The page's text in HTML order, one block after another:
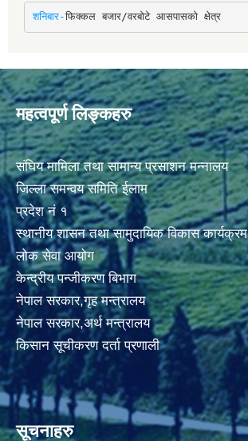
शनिबार-फिक्कल बजार/वरबोटे आसपासको क्षेत्र
महत्वपूर्ण लिङ्कहरु
संघिय मामिला तथा सामान्य प्रसाशन मन्नालय
जिल्ला समन्वय समिति ईलाम
प्रदेश नं १
स्थानीय शासन तथा सामुदायिक विकास कार्यक्रम
लोक सेवा आयोग
केन्द्रीय पन्जीकरण बिभाग
नेपाल सरकार,गृह मन्त्रालय
नेपाल सरकार,अर्थ मन्त्रालय
किसान सूचीकरण दर्ता प्रणाली
सूचनाहरु